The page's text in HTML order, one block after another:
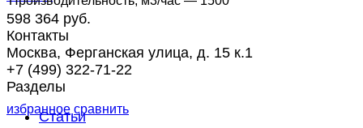
избранное сравнить
598 364 руб.
Контакты
Москва, Ферганская улица, д. 15 к.1
+7 (499) 322-71-22
Разделы
Статьи